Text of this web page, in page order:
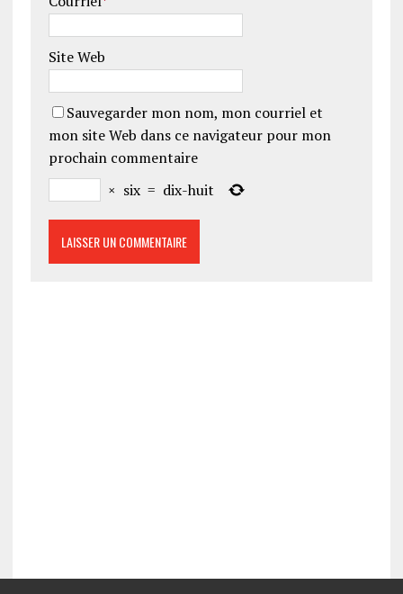
Site Web
Sauvegarder mon nom, mon courriel et
mon site Web dans ce navigateur pour mon
prochain commentaire
× six = dix-huit